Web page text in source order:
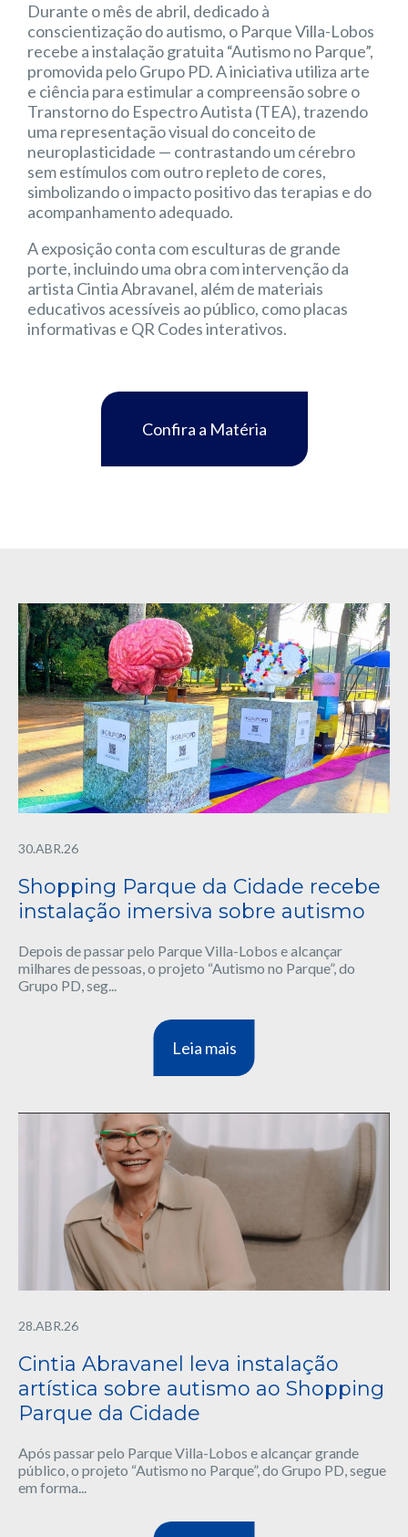
Durante o mês de abril, dedicado à
conscientização do autismo, o Parque Villa-Lobos
recebe a instalação gratuita “Autismo no Parque”,
promovida pelo Grupo PD. A iniciativa utiliza arte
e ciência para estimular a compreensão sobre o
Transtorno do Espectro Autista (TEA), trazendo
uma representação visual do conceito de
neuroplasticidade — contrastando um cérebro
sem estímulos com outro repleto de cores,
simbolizando o impacto positivo das terapias e do
acompanhamento adequado.
A exposição conta com esculturas de grande
porte, incluindo uma obra com intervenção da
artista Cintia Abravanel, além de materiais
educativos acessíveis ao público, como placas
informativas e QR Codes interativos.
Confira a Matéria
30.ABR.26
Shopping Parque da Cidade recebe
instalação imersiva sobre autismo
Depois de passar pelo Parque Villa-Lobos e alcançar
milhares de pessoas, o projeto “Autismo no Parque”, do
Grupo PD, seg...
Leia mais
28.ABR.26
Cintia Abravanel leva instalação
artística sobre autismo ao Shopping
Parque da Cidade
Após passar pelo Parque Villa-Lobos e alcançar grande
público, o projeto “Autismo no Parque”, do Grupo PD, segue
em forma...